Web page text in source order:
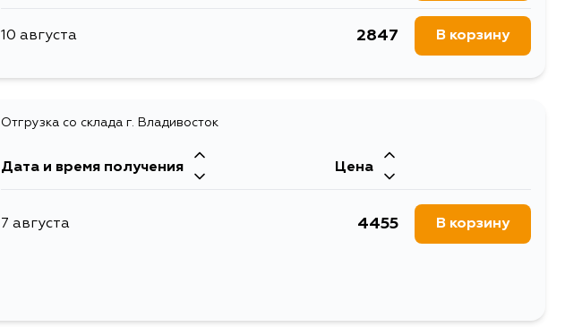
10 августа 2847 В корзину
Отгрузка со склада г. Владивосток
Дата и время получения Цена
7 августа 4455 В корзину